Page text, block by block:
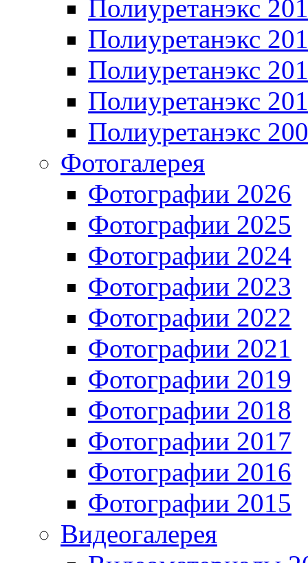
Полиуретанэкс
Полиуретанэкс
Полиуретанэкс
Полиуретанэкс
Полиуретанэкс
Фотогалерея
Фотографии 2026
Фотографии 2025
Фотографии 2024
Фотографии 2023
Фотографии 2022
Фотографии 2021
Фотографии 2019
Фотографии 2018
Фотографии 2017
Фотографии 2016
Фотографии 2015
Видеогалерея